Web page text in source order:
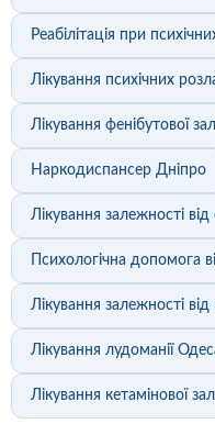
Реабілітація при
Лікування психічних
Лікування фенібутової
Наркодиспансер Дніпро
Лікування залежності
Психологічна допомога
Лікування залежності
Лікування лудоманії
Лікування кетамінової